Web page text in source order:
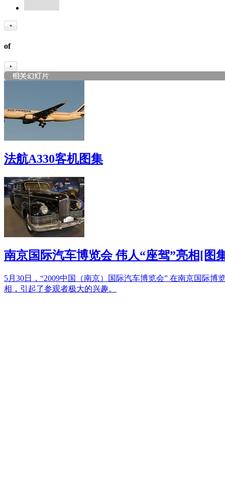
of
法航A330客机图集
南京国际汽车博览会 伟人“座驾”亮相[图
5月30日，“2009中国（南京）国际汽车博览会” 在南京国际
相，引起了参观者极大的兴趣。